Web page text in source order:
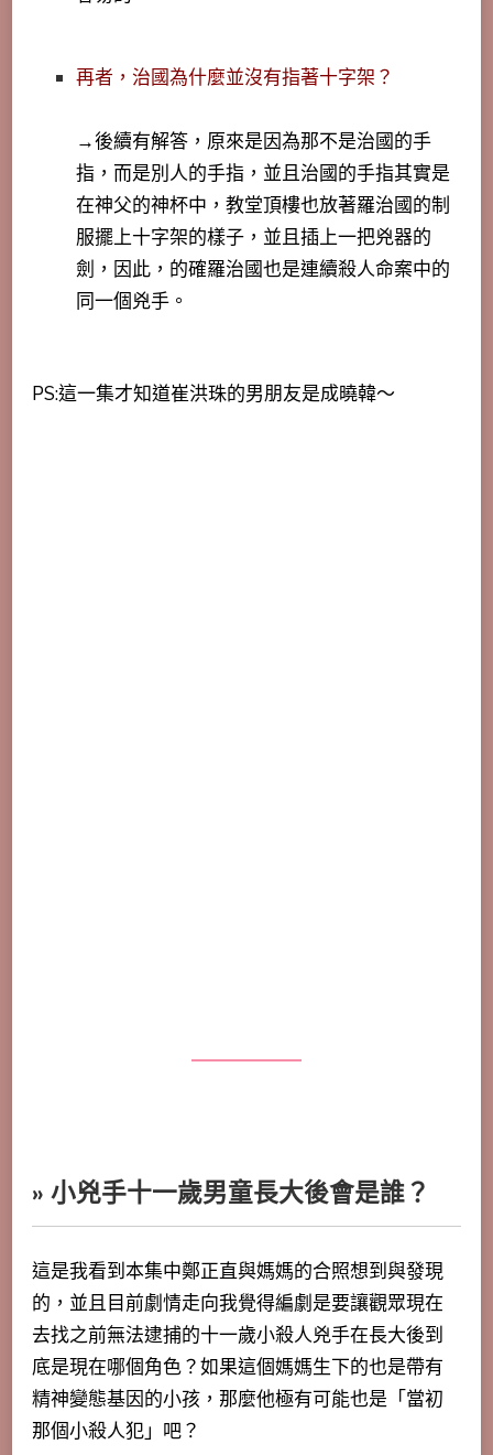
再者，治國為什麼並沒有指著十字架？
→後續有解答，原來是因為那不是治國的手
指，而是別人的手指，並且治國的手指其實是
在神父的神杯中，教堂頂樓也放著羅治國的制
服擺上十字架的樣子，並且插上一把兇器的
劍，因此，的確羅治國也是連續殺人命案中的
同一個兇手。
PS:這一集才知道崔洪珠的男朋友是成曉韓～
» 小兇手十一歲男童長大後會是誰？
這是我看到本集中鄭正直與媽媽的合照想到與發現
的，並且目前劇情走向我覺得編劇是要讓觀眾現在
去找之前無法逮捕的十一歲小殺人兇手在長大後到
底是現在哪個角色？如果這個媽媽生下的也是帶有
精神變態基因的小孩，那麼他極有可能也是「當初
那個小殺人犯」吧？